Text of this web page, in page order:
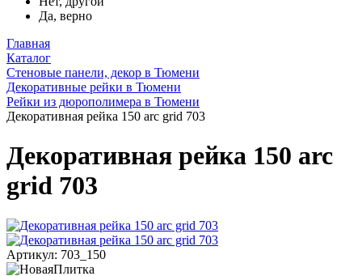
Да, верно
Главная
Каталог
Стеновые панели, декор в Тюмени
Декоративные рейки в Тюмени
Рейки из дюрополимера в Тюмени
Декоративная рейка 150 arc grid 703
Декоративная рейка 150 arc
grid 703
Артикул: 703_150